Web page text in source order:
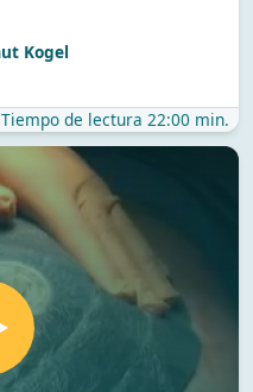
Prof. Dr. med. Helmut Kogel
Tiempo de lectura 22:00 min.